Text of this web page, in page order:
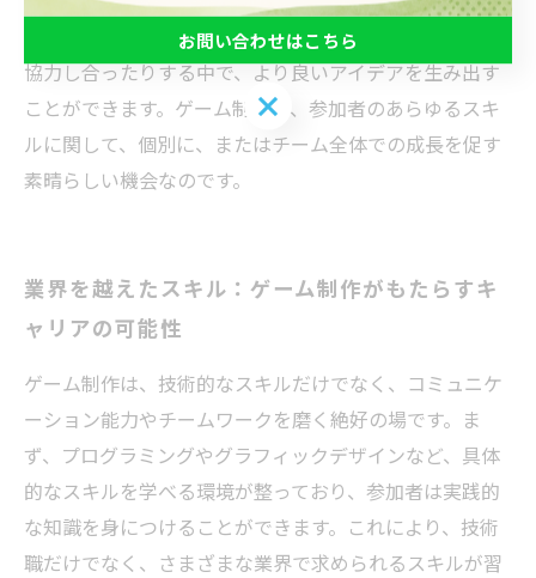
コミュニケーション能力も向上し、意見を共有したり、
協力し合ったりする中で、より良いアイデアを生み出す
ことができます。ゲーム制作は、参加者のあらゆるスキ
ルに関して、個別に、またはチーム全体での成長を促す
素晴らしい機会なのです。
業界を越えたスキル：ゲーム制作がもたらすキ
ャリアの可能性
ゲーム制作は、技術的なスキルだけでなく、コミュニケ
ーション能力やチームワークを磨く絶好の場です。ま
ず、プログラミングやグラフィックデザインなど、具体
的なスキルを学べる環境が整っており、参加者は実践的
な知識を身につけることができます。これにより、技術
職だけでなく、さまざまな業界で求められるスキルが習
お問い合わせはこちら
お問い合わせはこちら